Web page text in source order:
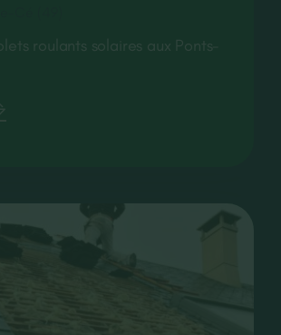
roulants solaires aux Ponts-